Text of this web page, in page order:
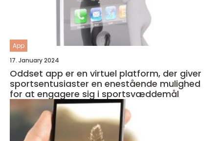
App
17. January 2024
Oddset app er en virtuel platform, der giver
sportsentusiaster en enestående mulighed
for at engagere sig i sportsvæddemål